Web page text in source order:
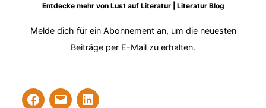
Entdecke mehr von Lust auf Literatur | Literatur Blog
Melde dich für ein Abonnement an, um die neuesten
Beiträge per E-Mail zu erhalten.